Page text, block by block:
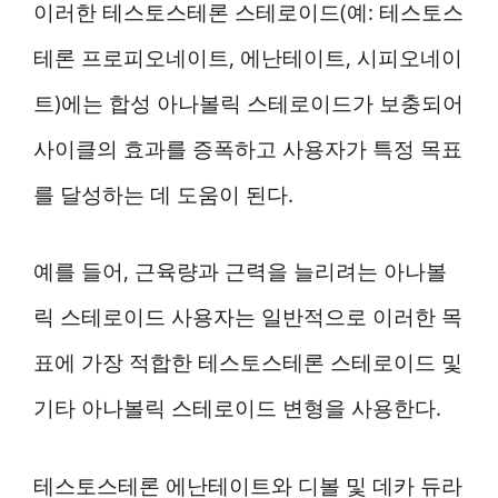
이러한 테스토스테론 스테로이드(예: 테스토스
테론 프로피오네이트, 에난테이트, 시피오네이
트)에는 합성 아나볼릭 스테로이드가 보충되어
사이클의 효과를 증폭하고 사용자가 특정 목표
를 달성하는 데 도움이 된다.
예를 들어, 근육량과 근력을 늘리려는 아나볼
릭 스테로이드 사용자는 일반적으로 이러한 목
표에 가장 적합한 테스토스테론 스테로이드 및
기타 아나볼릭 스테로이드 변형을 사용한다.
테스토스테론 에난테이트와 디볼 및 데카 듀라